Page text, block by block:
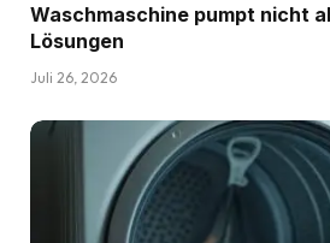
Waschmaschine pumpt nicht
Lösungen
Juli 26, 2026